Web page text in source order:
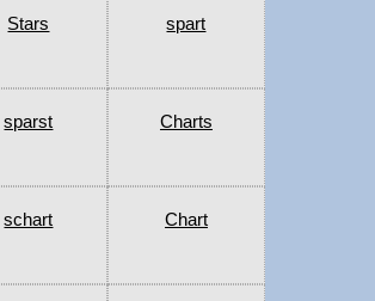
Stars spart
sparst Charts
schart Chart